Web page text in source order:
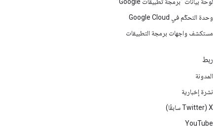
وحدة التحكّم في Google Cloud
مستكشف واجهات برمجة التطبيقات
ربط
المدونة
نشرة إخبارية
‫X ‏(Twitter سابقًا)
YouTube